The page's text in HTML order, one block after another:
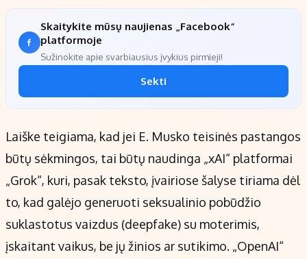
Skaitykite mūsų naujienas „Facebook“
platformoje
Sužinokite apie svarbiausius įvykius pirmieji!
Sekti
Laiške teigiama, kad jei E. Musko teisinės pastangos
būtų sėkmingos, tai būtų naudinga „xAI“ platformai
„Grok“, kuri, pasak teksto, įvairiose šalyse tiriama dėl
to, kad galėjo generuoti seksualinio pobūdžio
suklastotus vaizdus (deepfake) su moterimis,
įskaitant vaikus, be jų žinios ar sutikimo. „OpenAI“